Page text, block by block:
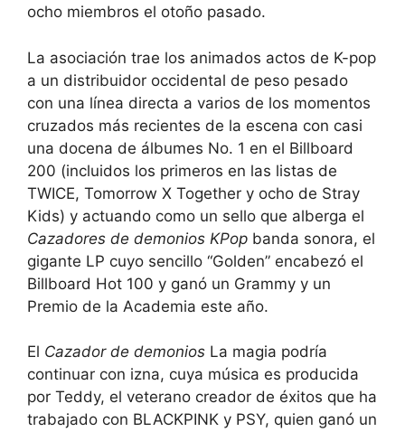
ocho miembros el otoño pasado.
La asociación trae los animados actos de K-pop
a un distribuidor occidental de peso pesado
con una línea directa a varios de los momentos
cruzados más recientes de la escena con casi
una docena de álbumes No. 1 en el Billboard
200 (incluidos los primeros en las listas de
TWICE, Tomorrow X Together y ocho de Stray
Kids) y actuando como un sello que alberga el
Cazadores de demonios KPop banda sonora, el
gigante LP cuyo sencillo “Golden” encabezó el
Billboard Hot 100 y ganó un Grammy y un
Premio de la Academia este año.
El Cazador de demonios La magia podría
continuar con izna, cuya música es producida
por Teddy, el veterano creador de éxitos que ha
trabajado con BLACKPINK y PSY, quien ganó un